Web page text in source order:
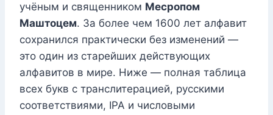
учёным и священником Месропом
Маштоцем. За более чем 1600 лет алфавит
сохранился практически без изменений —
это один из старейших действующих
алфавитов в мире. Ниже — полная таблица
всех букв с транслитерацией, русскими
соответствиями, IPA и числовыми